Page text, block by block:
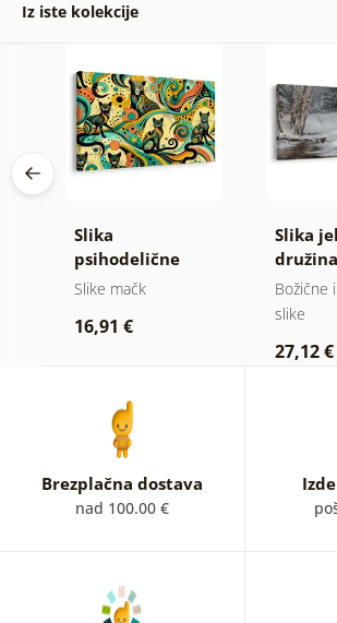
Iz iste kolekcije
Slika
psihodelične
mačke
Slike mačk
16,91 €
Slika
Božične
slike
27,12 €
Brezplačna dostava
nad 100.00 €